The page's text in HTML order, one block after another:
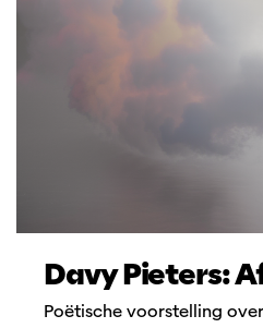
Davy Pieters:
Poëtische voorstelling